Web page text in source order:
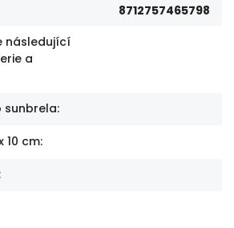
8712757465798
následující
a
sunbrela:
10 cm:
: